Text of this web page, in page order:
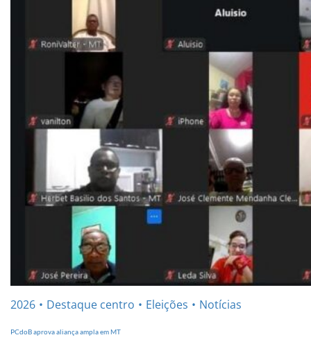
2026 Destaque centro Eleições Notícias
PCdoB aprova aliança ampla em MT